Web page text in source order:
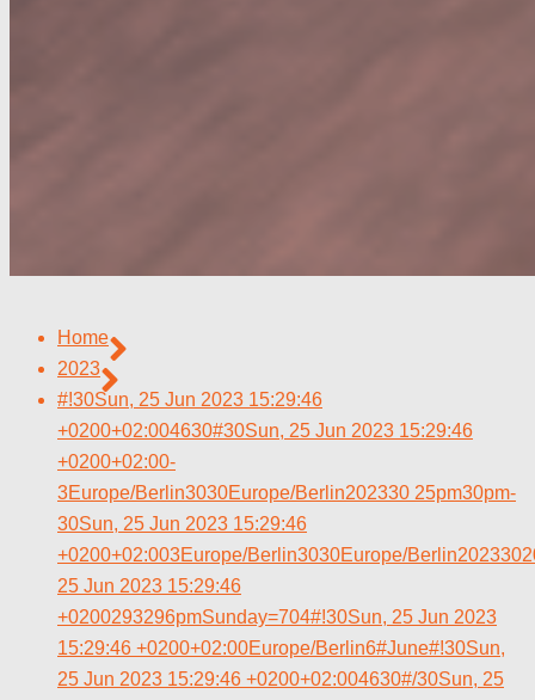
Home
2023
#!30Sun, 25 Jun 2023 15:29:46
+0200+02:004630#30Sun, 25 Jun 2023 15:29:46
+0200+02:00-
3Europe/Berlin3030Europe/Berlin202330 25pm30pm-
30Sun, 25 Jun 2023 15:29:46
+0200+02:003Europe/Berlin3030Europe/
25 Jun 2023 15:29:46
+0200293296pmSunday=704#!30Sun, 25 Jun 2023
15:29:46 +0200+02:00Europe/Berlin6#June#!30Sun,
25 Jun 2023 15:29:46 +0200+02:004630#/30Sun, 25